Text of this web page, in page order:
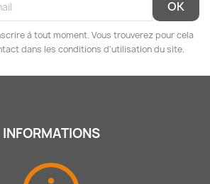
à tout moment. Vous trouverez pour cela
dans les conditions d'utilisation du site.
INFORMATIONS